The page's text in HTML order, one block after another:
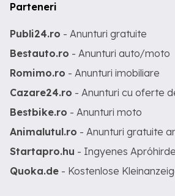
Parteneri
Publi24.ro - Anunturi gratuite
Bestauto.ro - Anunturi auto/moto
Romimo.ro - Anunturi imobiliare
Cazare24.ro - Anunturi cu oferte
Bestbike.ro - Anunturi moto
Animalutul.ro - Anunturi gratuite
Startapro.hu - Ingyenes
Quoka.de - Kostenlose